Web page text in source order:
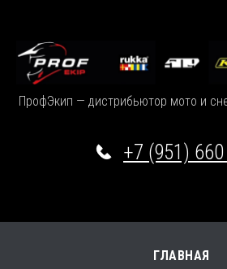
ПрофЭкип — дистрибьютор мото и
+7 (951)
ГЛАВНАЯ